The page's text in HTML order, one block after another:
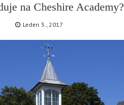
na Cheshire Academy?
Leden 3., 2017